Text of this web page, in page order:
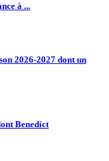
à ...
2026-2027 dont un
Benedict